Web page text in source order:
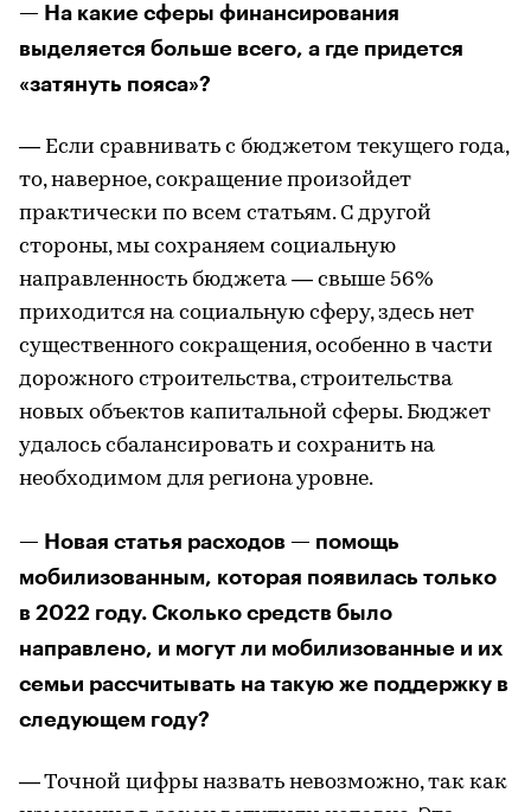
— На какие сферы финансирования
выделяется больше всего, а где придется
«затянуть пояса»?
— Если сравнивать с бюджетом текущего года,
то, наверное, сокращение произойдет
практически по всем статьям. С другой
стороны, мы сохраняем социальную
направленность бюджета — свыше 56%
приходится на социальную сферу, здесь нет
существенного сокращения, особенно в части
дорожного строительства, строительства
новых объектов капитальной сферы. Бюджет
удалось сбалансировать и сохранить на
необходимом для региона уровне.
— Новая статья расходов — помощь
мобилизованным, которая появилась только
в 2022 году. Сколько средств было
направлено, и могут ли мобилизованные и их
семьи рассчитывать на такую же поддержку в
следующем году?
— Точной цифры назвать невозможно, так как